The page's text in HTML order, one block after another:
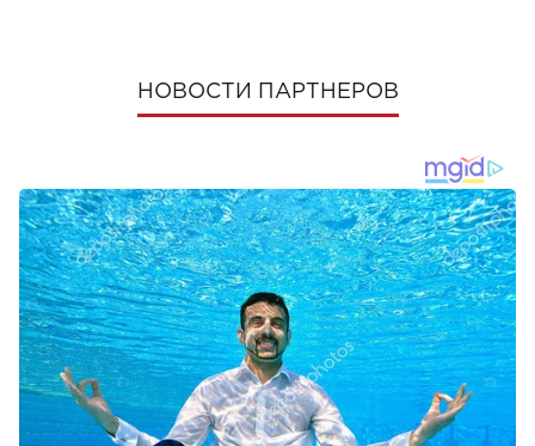
НОВОСТИ ПАРТНЕРОВ